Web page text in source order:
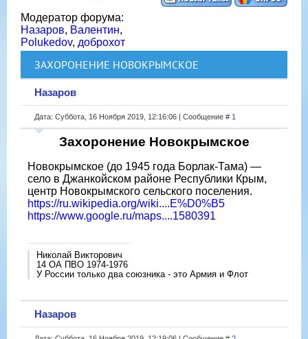
Модератор форума:
Назаров, Валентин,
Polukedov, доброхот
ЗАХОРОНЕНИЕ НОВОКРЫМСКОЕ
Назаров
Дата: Суббота, 16 Ноября 2019, 12:16:06 | Сообщение # 1
Захоронение Новокрымское
Новокрымское (до 1945 года Борлак-Тама) —
село в Джанкойском районе Республики Крым,
центр Новокрымского сельского поселения.
https://ru.wikipedia.org/wiki....E%D0%B5
https://www.google.ru/maps....1580391
Николай Викторович
14 ОА ПВО 1974-1976
У России только два союзника - это Армия и Флот
Назаров